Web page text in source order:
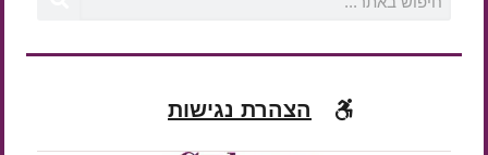
הצהרת נגישות